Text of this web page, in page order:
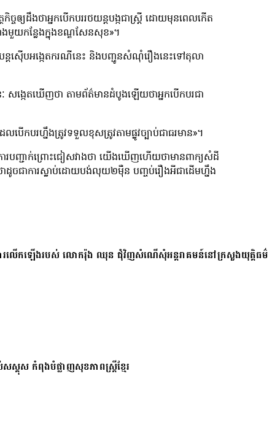
ច្ចឲ្យដឹងថាអ្នកបើកបររថយន្តបង្កជាស្រ្តី ដោយមុនពេលកើត
មួយកន្លែងក្នុងខណ្ឌសែនសុខ»។
ងបន្តស៊ើបអង្កេតករណីនេះ និងបញ្ជូនសំណុំរឿងនេះទៅតុលា
សង្កេតឃើញថា តាមព័ត៌មានដំបូងឡើយថាអ្នកបើកបរជា
បើកបរហ្នឹងត្រូវទទួលខុសត្រូវតាមផ្លូវច្បាប់ជាធរមាន»។
ារបញ្ជាក់ព្រោះជៀសវាងថា យើងឃើញហើយថាមានពាក្យសំដី
ដូចជាការស្លាប់ដោយបង់លុយ២ម៉ឺន បញ្ចប់រឿងអីជាដើមហ្នឹង
រលើកឡើងរបស់ លោករ៉ុង ឈុន ជុំវិញសំណើសុំអន្តរាគមន៍នៅក្រសួងយុត្តិធម៌
គុស កំពុងបំផ្លាញសុខភាពស្ត្រីខ្មែរ